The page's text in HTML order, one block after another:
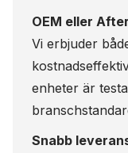
OEM eller
Vi erbjuder
enheter är
Snabb